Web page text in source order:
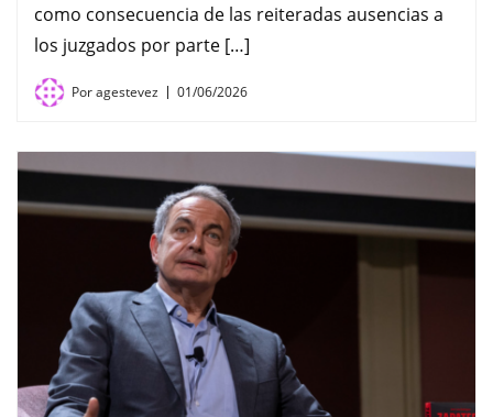
como consecuencia de las reiteradas ausencias a
los juzgados por parte […]
Poragestevez 01/06/2026